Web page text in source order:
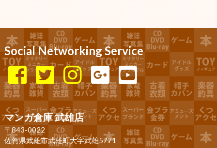
Social Networking Service
マンガ倉庫 武雄店
〒843-0022
佐賀県武雄市武雄町大字武雄5771